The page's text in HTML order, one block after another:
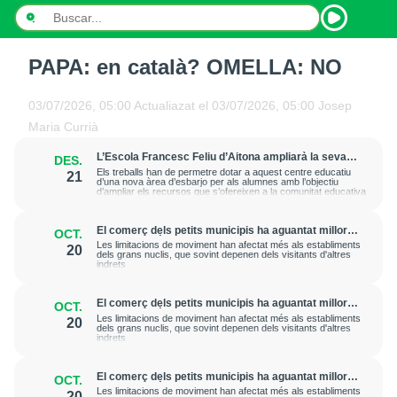
PODCASTS
PROGRAMES
ESPORTS
PAPA: en català? OMELLA: NO
03/07/2026, 05:00 Actualiazat el 03/07/2026, 05:00 Josep
Maria Currià
DES.
21
L’Escola Francesc Feliu d’Aitona ampliarà la seva
zona del pati
Els treballs han de permetre dotar a aquest centre educatiu
d’una nova àrea d’esbarjo per als alumnes amb l’objectiu
d’ampliar els recursos que s’ofereixen a la comunitat educativa
OCT.
20
El comerç dels petits municipis ha aguantat millor
la crisi econòmica provocada per la Covid que el de
les grans ciutats
Les limitacions de moviment han afectat més als establiments
dels grans nuclis, que sovint depenen dels visitants d'altres
indrets
OCT.
20
El comerç dels petits municipis ha aguantat millor
la crisi econòmica provocada per la Covid que el de
les grans ciutats
Les limitacions de moviment han afectat més als establiments
dels grans nuclis, que sovint depenen dels visitants d'altres
indrets
OCT.
El comerç dels petits municipis ha aguantat millor
la crisi econòmica provocada per la Covid que el de
Les limitacions de moviment han afectat més als establiments